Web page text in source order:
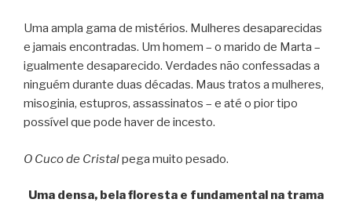
Uma ampla gama de mistérios. Mulheres desaparecidas
e jamais encontradas. Um homem – o marido de Marta –
igualmente desaparecido. Verdades não confessadas a
ninguém durante duas décadas. Maus tratos a mulheres,
misoginia, estupros, assassinatos – e até o pior tipo
possível que pode haver de incesto.
O Cuco de Cristalpega muito pesado.
Uma densa, bela floresta e fundamental na trama